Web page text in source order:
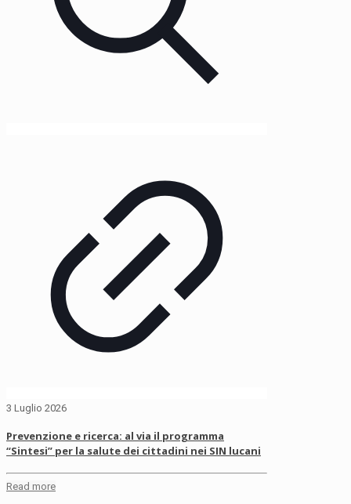
3 Luglio 2026
Prevenzione e ricerca: al via il programma
“Sintesi” per la salute dei cittadini nei SIN lucani
Read more